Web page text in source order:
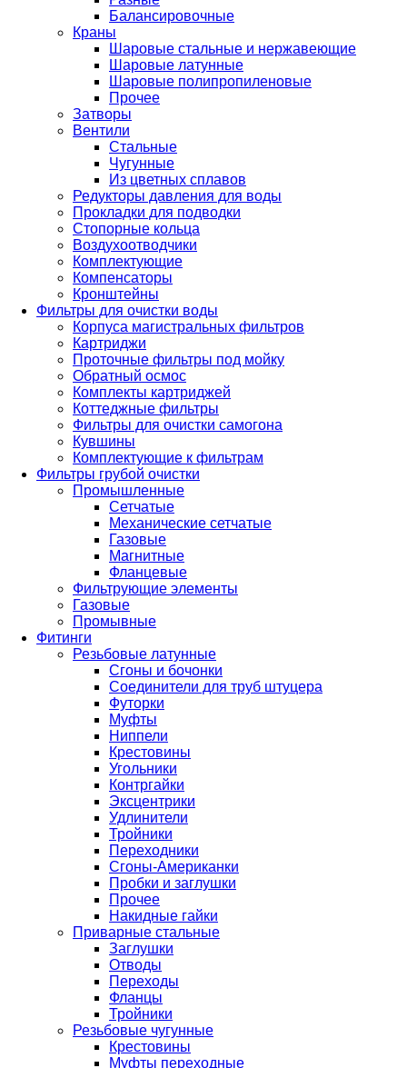
Балансировочные
Краны
Шаровые стальные и нержавеющие
Шаровые латунные
Шаровые полипропиленовые
Прочее
Затворы
Вентили
Стальные
Чугунные
Из цветных сплавов
Редукторы давления для воды
Прокладки для подводки
Стопорные кольца
Воздухоотводчики
Комплектующие
Компенсаторы
Кронштейны
Фильтры для очистки воды
Корпуса магистральных фильтров
Картриджи
Проточные фильтры под мойку
Обратный осмос
Комплекты картриджей
Коттеджные фильтры
Фильтры для очистки самогона
Кувшины
Комплектующие к фильтрам
Фильтры грубой очистки
Промышленные
Сетчатые
Механические сетчатые
Газовые
Магнитные
Фланцевые
Фильтрующие элементы
Газовые
Промывные
Фитинги
Резьбовые латунные
Сгоны и бочонки
Соединители для труб штуцера
Футорки
Муфты
Ниппели
Крестовины
Угольники
Контргайки
Эксцентрики
Удлинители
Тройники
Переходники
Сгоны-Американки
Пробки и заглушки
Прочее
Накидные гайки
Приварные стальные
Заглушки
Отводы
Переходы
Фланцы
Тройники
Резьбовые чугунные
Крестовины
Муфты переходные